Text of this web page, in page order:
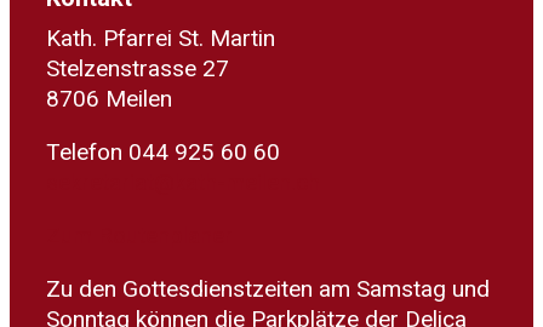
Kath. Pfarrei St. Martin
Stelzenstrasse 27
8706 Meilen
Telefon 044 925 60 60
Zu den Gottesdienstzeiten am Samstag und
Sonntag können die Parkplätze der Delica